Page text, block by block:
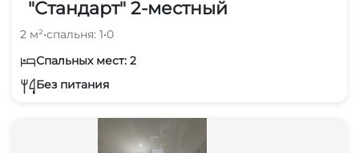
"Стандарт" 2-местный
2 м²•спальня: 1•0
Спальных мест: 2
Без питания